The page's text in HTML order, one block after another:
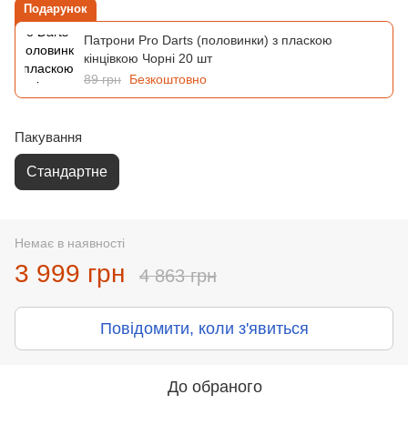
Подарунок
Патрони Pro Darts (половинки) з пласкою
кінцівкою Чорні 20 шт
89 грн
Безкоштовно
Пакування
Стандартне
Немає в наявності
3 999 грн 4 863 грн
Повідомити, коли з'явиться
До обраного